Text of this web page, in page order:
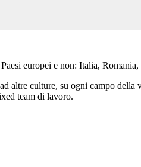
europei e non: Italia,
altre culture, su ogni campo
team di lavoro.